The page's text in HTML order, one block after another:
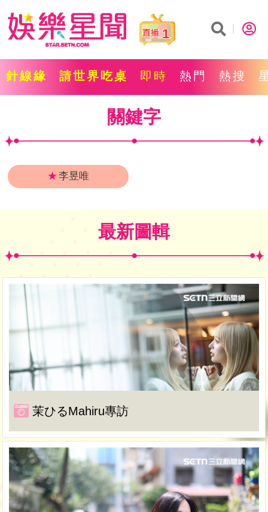
1
針線緣 請世界吃桌 即時 熱門 熱搜
關鍵字
★李昱唯
最新圖輯
茉ひるMahiru專訪